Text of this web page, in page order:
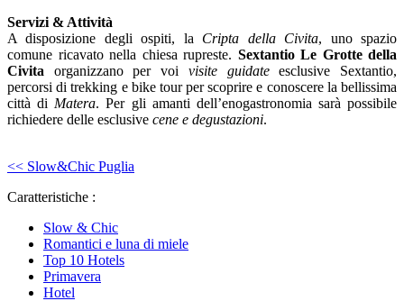
Servizi & Attività
A disposizione degli ospiti, la Cripta della Civita, uno spazio
comune ricavato nella chiesa rupreste. Sextantio Le Grotte della
Civita organizzano per voi visite guidateesclusive Sextantio,
percorsi di trekking e bike tour per scoprire e conoscere la bellissima
città di Matera. Per gli amanti dell’enogastronomia sarà possibile
richiedere delle esclusive cene e degustazioni.
<< Slow&Chic Puglia
Caratteristiche :
Slow & Chic
Romantici e luna di miele
Top 10 Hotels
Primavera
Hotel